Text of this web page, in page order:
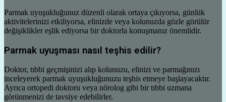
Parmak uyuşukluğunuz düzenli olarak ortaya çıkıyorsa, günlük
aktivitelerinizi etkiliyorsa, elinizde veya kolunuzda gözle görülür
değişiklikler eşlik ediyorsa bir doktorla konuşmanız önemlidir.
Parmak uyuşması nasıl teşhis edilir?
Doktor, tıbbi geçmişinizi alıp kolunuzu, elinizi ve parmağınızı
inceleyerek parmak uyuşukluğunuzu teşhis etmeye başlayacaktır.
Ayrıca ortopedi doktoru veya nörolog gibi bir tıbbi uzmana
görünmenizi de tavsiye edebilirler.